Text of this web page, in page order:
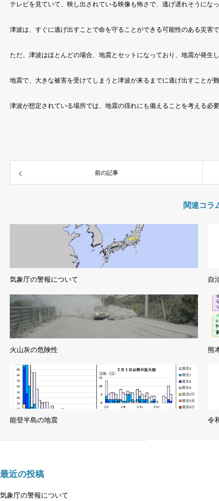
テレビを見ていて、映し出されている映像も怖さで、逃げ遅れそうにな
津波は、すぐに逃げ出すことで命を守ることができる可能性のある災害
ただ、津波はほとんどの場合、地震とセットになっており、地震が発生
地震で、大きな被害を受けてしまうと津波が来るまでに逃げ出すことが
津波が想定されている場所では、地震の揺れにも備えることを考える必
前の記事
関連コラ
気象庁の警報について 自
火山灰の危険性 熊
能登半島の地震 令
最近の投稿
気象庁の警報について